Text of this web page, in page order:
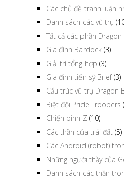
Các chủ đề tranh luận
Danh sách các vũ trụ
Tất cả các phần Dragon
Gia đình Bardock (3)
Giải trí tổng hợp (3)
Gia đình tiến sỹ Brief(3)
Cấu trúc vũ trụ Dragon
Biệt đội Pride Troopers
Chiến binh Z (10)
Các thần của trái đất (5)
Các Android (robot)
Những người thầy của
Danh sách các thần